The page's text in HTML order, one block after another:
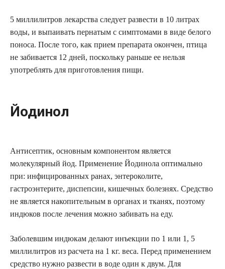
5 миллилитров лекарства следует развести в 10 литрах
воды, и выпаивать пернатым с симптомами в виде белого
поноса. После того, как прием препарата окончен, птица
не забивается 12 дней, поскольку раньше ее нельзя
употреблять для приготовления пищи.
Йодинол
Антисептик, основным компонентом является
молекулярный йод. Применение Йодинола оптимально
при: инфицированных ранах, энтероколите,
гастроэнтерите, диспепсии, кишечных болезнях. Средство
не является накопительным в органах и тканях, поэтому
индюков после лечения можно забивать на еду.
Заболевшим индюкам делают инъекции по 1 или 1, 5
миллилитров из расчета на 1 кг. веса. Перед применением
средство нужно развести в воде один к двум. Для